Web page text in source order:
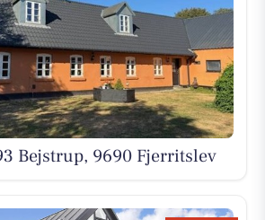
Bejstrup, 9690 Fjerritslev